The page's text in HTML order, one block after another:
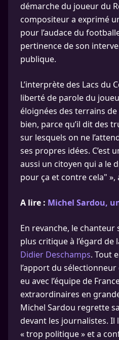
démarche du joueur du
compositeur a exprimé
pour l’audace du
pertinence de son
publique.
L’interprète des Lacs du
liberté de parole du
éloignées des terrains de
bien, parce qu’il dit des
sur lesquels on ne
ses propres idées. C’est
aussi un citoyen qui a le
pour ça et contre cela" »,
A lire : Michel Sardou,
En revanche, le chanteur
plus critique à l’égard de
Didier Deschamps. Tout
l’apport du sélectionneur
eu avec l’équipe de
extraordinaires en
Michel Sardou regrette
devant les journalistes. Il
« trop politique » et a